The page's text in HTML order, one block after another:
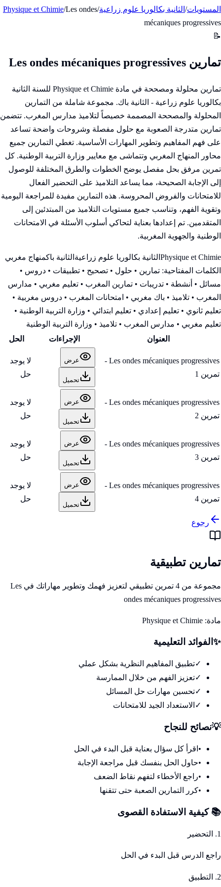
المستويات/ الثانية بكالوريا علوم زراعية/
Physique et Chimie/Les ondes
mécaniques progressives
📝
تمارين Les ondes mécaniques progressives
تمارين محلولة ومصححة في مادة Physique et Chimie للسنة الثانية
بكالوريا علوم زراعية - الثانية باك. مجموعة شاملة من التمارين
المحلولة والمصححة المصممة خصيصاً لتلاميذ مدارس المغرب. تتضمن
تمارين متدرجة الصعوبة مع حلول مفصلة وشروحات واضحة تساعد
على فهم المفاهيم وتطوير المهارات الأساسية. تغطي التمارين جميع
محاور المنهاج المغربي وتتماشى مع معايير وزارة التربية الوطنية. كل
تمرين مرفق بحل مفصل يوضح الخطوات والطرق المختلفة للوصول
إلى الإجابة الصحيحة، مما يساعد التلاميذ على التحضير الفعال
للامتحانات والفروض المحروسة. هذه التمارين مفيدة للمراجعة اليومية
وتقوية الفهم، وتناسب جميع مستويات التلاميذ من المبتدئين إلى
المتقدمين. تم إعدادها بعناية لتحاكي أسلوب الأسئلة في الامتحانات
الوطنية والجهوية المغربية.
Physique et Chimie الثانية بكالوريا علوم زراعية الثانية باكمنهاج مغربي
الكلمات المفتاحية: تمارين • حلول • تصحيح • تطبيقات • دروس •
مسائل • أنشطة • تدريبات • تمارين المغرب • تعليم مغربي • مدارس
المغرب • تلاميذ • باك مغربي • امتحانات المغرب • دروس مغربية •
تعليم ثانوي • تعليم إعدادي • تعليم ابتدائي • وزارة التربية الوطنية •
تعليم مغربي • مدارس المغرب • تلاميذ • وزارة التربية الوطنية
العنوان
الإجراءات الحل
Les ondes mécaniques progressives -
تمرين 1
عرض
تحميل
لا يوجد
حل
Les ondes mécaniques progressives -
تمرين 2
عرض
تحميل
لا يوجد
حل
Les ondes mécaniques progressives -
تمرين 3
عرض
تحميل
لا يوجد
حل
Les ondes mécaniques progressives -
تمرين 4
عرض
تحميل
لا يوجد
حل
رجوع
تمارين تطبيقية
مجموعة من 4 تمرين تطبيقي لتعزيز فهمك وتطوير مهاراتك في Les
ondes mécaniques progressives
مادة: Physique et Chimie
✨ الفوائد التعليمية
✓تطبيق المفاهيم النظرية بشكل عملي
✓تعزيز الفهم من خلال الممارسة
✓تحسين مهارات حل المسائل
✓ الاستعداد الجيد للامتحانات
💡نصائح للنجاح
• اقرأ كل سؤال بعناية قبل البدء في الحل
•حاول الحل بنفسك قبل مراجعة الإجابة
•راجع الأخطاء لتفهم نقاط الضعف
•كرر التمارين الصعبة حتى تتقنها
📚 كيفية الاستفادة القصوى
1. التحضير
راجع الدرس قبل البدء في الحل
2. التطبيق